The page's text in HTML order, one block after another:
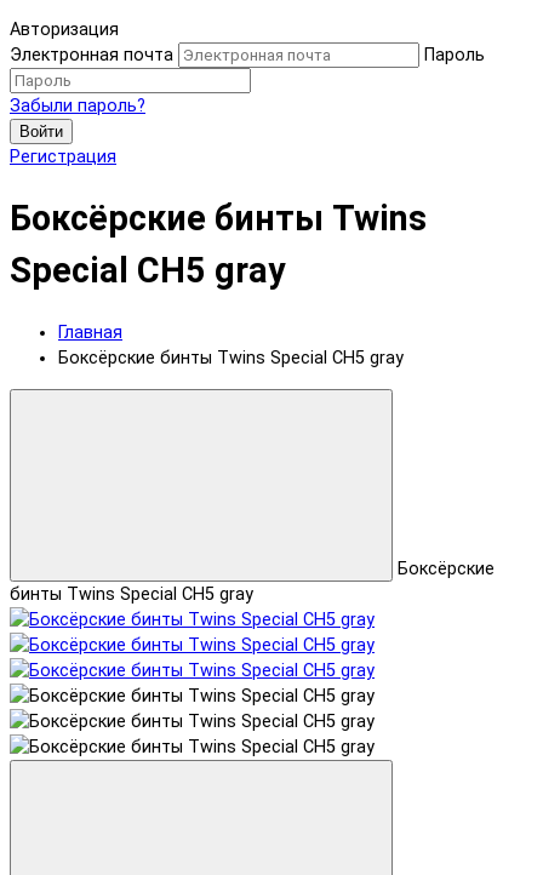
Авторизация
Электронная почта
Пароль
Забыли пароль?
Войти
Регистрация
Боксёрские бинты Twins
Special CH5 gray
Главная
Боксёрские бинты Twins Special CH5 gray
Боксёрские
бинты Twins Special CH5 gray